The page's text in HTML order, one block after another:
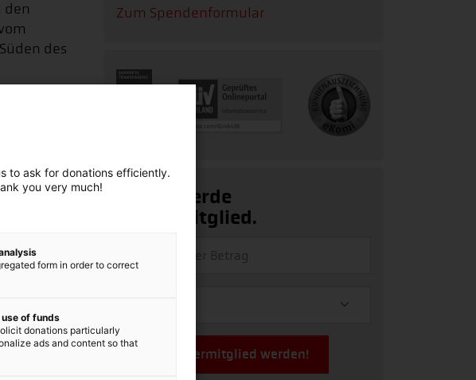
den
des
Zum Spendenformular
Ja, ich werde
Fördermitglied.
Jetzt Fördermitglied werden!
to ask for donations efficiently.
you very much!
form in order to correct
of funds
donations particularly
ads and content so that